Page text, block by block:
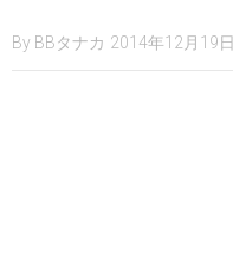
By BBタナカ 2014年12月19日